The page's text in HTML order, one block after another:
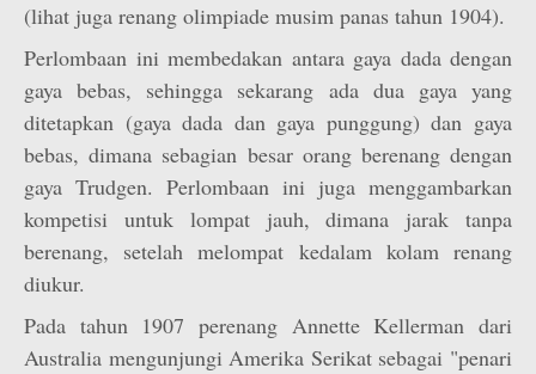
(lihat juga renang olimpiade musim panas tahun 1904).
Perlombaan ini membedakan antara gaya dada dengan
gaya bebas, sehingga sekarang ada dua gaya yang
ditetapkan (gaya dada dan gaya punggung) dan gaya
bebas, dimana sebagian besar orang berenang dengan
gaya Trudgen. Perlombaan ini juga menggambarkan
kompetisi untuk lompat jauh, dimana jarak tanpa
berenang, setelah melompat kedalam kolam renang
diukur.
Pada tahun 1907 perenang Annette Kellerman dari
Australia mengunjungi Amerika Serikat sebagai "penari